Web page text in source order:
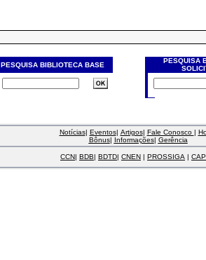
PESQUISA BIBLIOTECA BASE
PESQUISA
Notícias| Eventos| Artigos| Fale Conosco |
Bônus| Informações| Gerência
CCN| BDB| BDTD| CNEN | PROSSIGA |